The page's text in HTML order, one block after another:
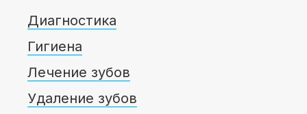
Диагностика
Гигиена
Лечение зубов
Удаление зубов